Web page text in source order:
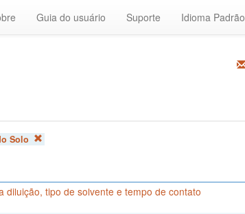
Guia do usuário Suporte Idioma Padrão
Solo
diluição, tipo de solvente e tempo de contato